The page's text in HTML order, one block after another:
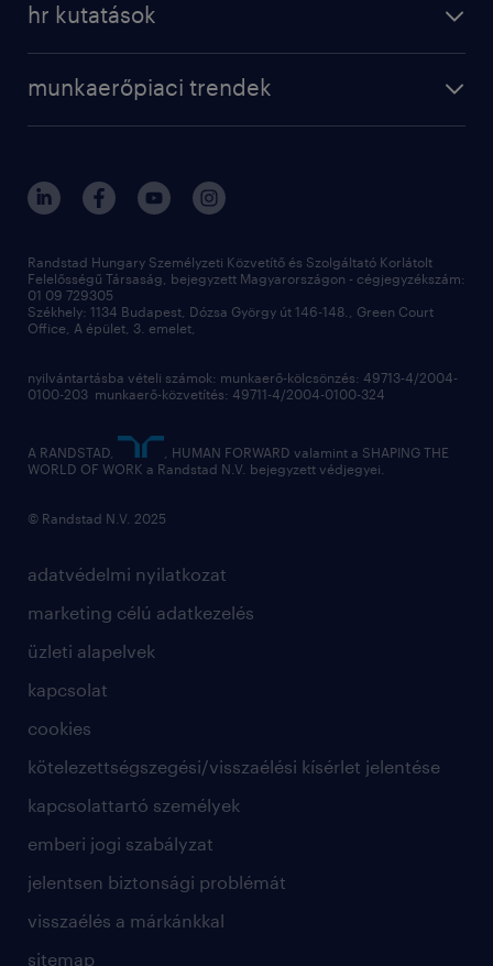
hr kutatások
munkaerőpiaci trendek
adatvédelmi nyilatkozat
marketing célú adatkezelés
üzleti alapelvek
kapcsolat
cookies
kötelezettségszegési/visszaélési kísérlet jelentése
kapcsolattartó személyek
emberi jogi szabályzat
jelentsen biztonsági problémát
visszaélés a márkánkkal
sitemap
Randstad Hungary Személyzeti Közvetítő és Szolgáltató Korlátolt
Felelősségű Társaság, bejegyzett Magyarországon - cégjegyzékszám:
01 09 729305
Székhely: 1134 Budapest, Dózsa György út 146-148., Green Court
Office, A épület, 3. emelet,
nyilvántartásba vételi számok: munkaerő-kölcsönzés: 49713-4/2004-
0100-203 munkaerő-közvetítés: 49711-4/2004-0100-324
A RANDSTAD,
, HUMAN FORWARD valamint a SHAPING THE
WORLD OF WORK a Randstad N.V. bejegyzett védjegyei.
© Randstad N.V. 2025